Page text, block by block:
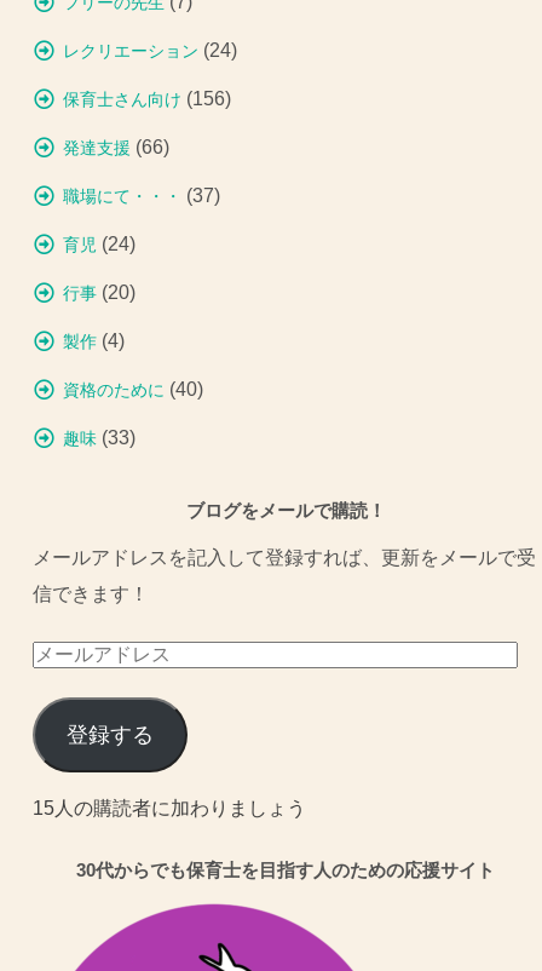
レクリエーション (24)
保育士さん向け (156)
発達支援 (66)
職場にて・・・ (37)
育児 (24)
行事 (20)
製作 (4)
資格のために (40)
趣味 (33)
ブログをメールで購読！
メールアドレスを記入して登録すれば、更新をメールで受
信できます！
メ
ル
ア
ド
登録する
15人の購読者に加わりましょう
30代からでも保育士を目指す人のための応援サイト